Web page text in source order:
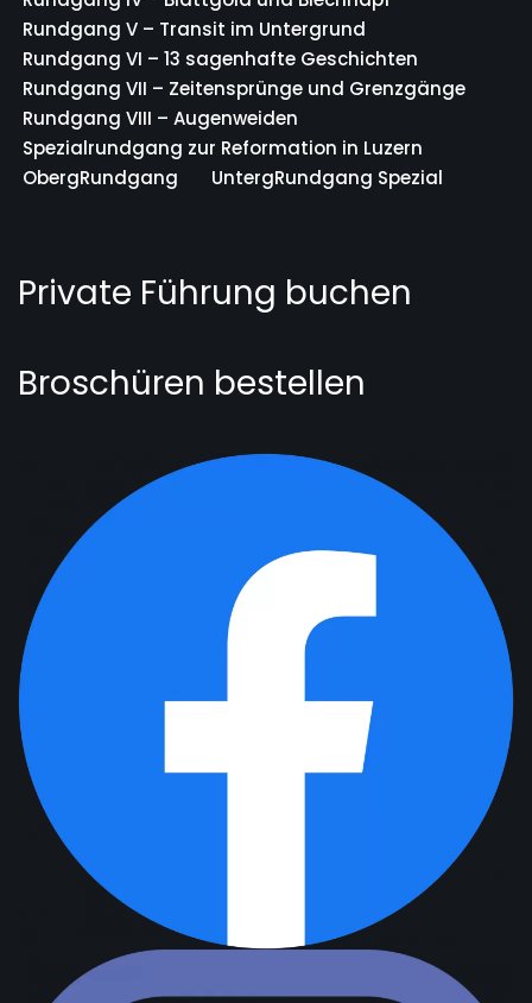
Rundgang V – Transit im Untergrund
Rundgang VI – 13 sagenhafte Geschichten
Rundgang VII – Zeitensprünge und Grenzgänge
Rundgang VIII – Augenweiden
Spezialrundgang zur Reformation in Luzern
ObergRundgang
UntergRundgang Spezial
Private Führung buchen
Broschüren bestellen